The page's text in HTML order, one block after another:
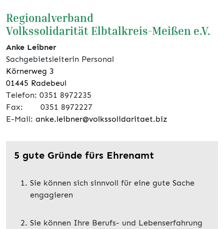
Regionalverband
Volkssolidarität Elbtalkreis-Meißen e.V.
Anke Leibner
Sachgebietsleiterin Personal
Körnerweg 3
01445 Radebeul
Telefon: 0351 8972235
Fax: 0351 8972227
E-Mail: anke.leibner@volkssolidaritaet.biz
5 gute Gründe fürs Ehrenamt
Sie können sich sinnvoll für eine gute Sache
engagieren
Sie können Ihre Berufs- und Lebenserfahrung